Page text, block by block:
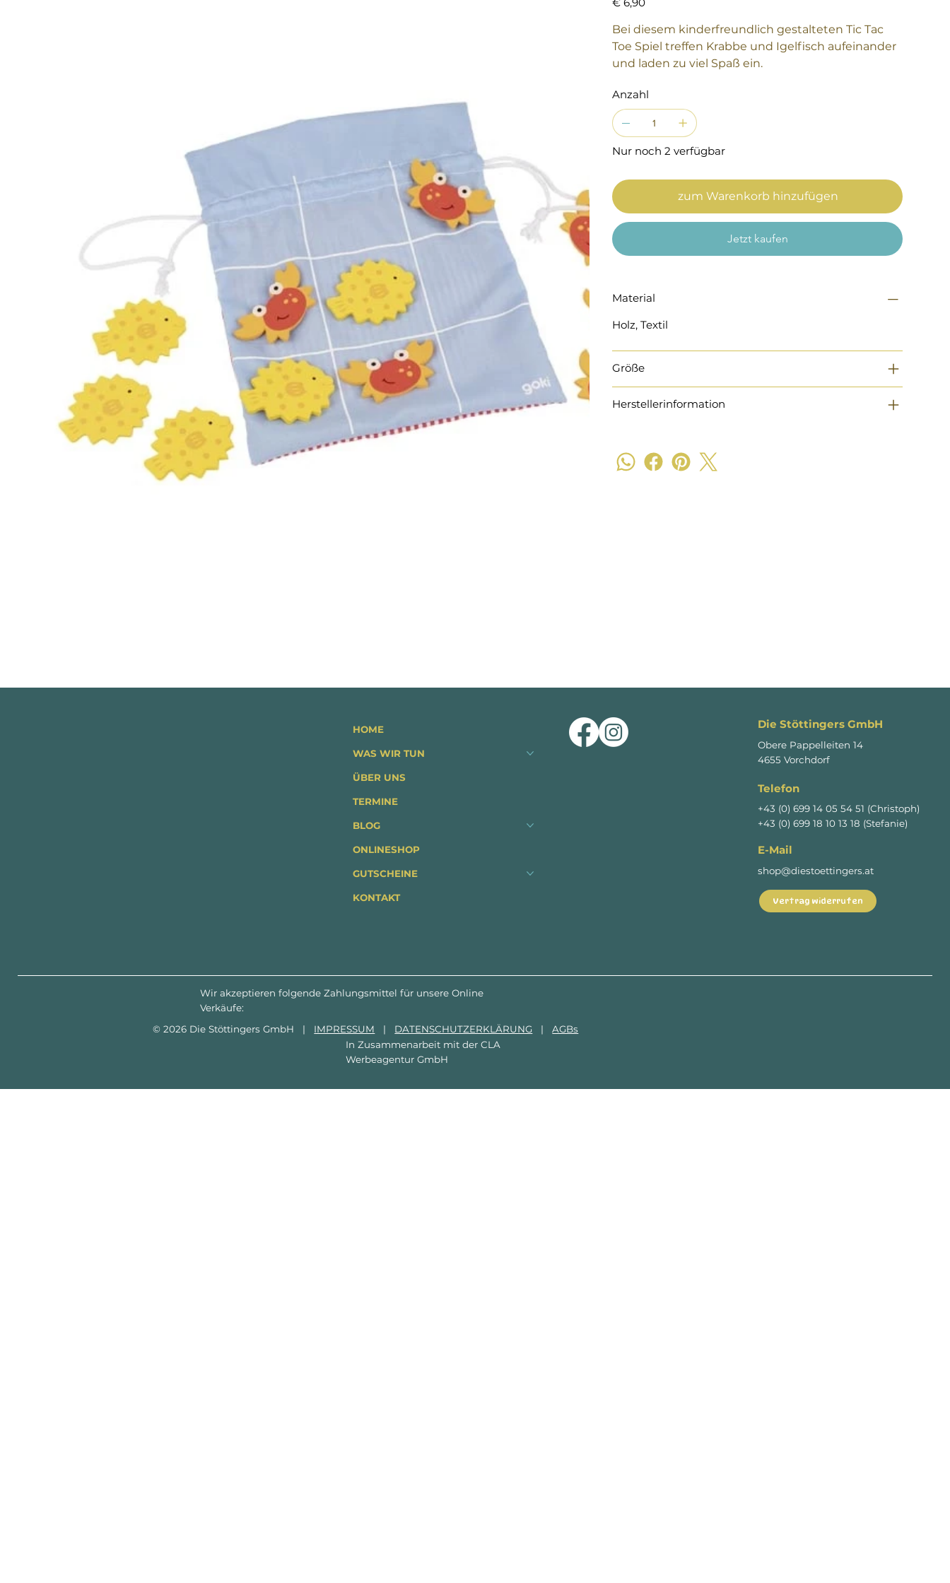
€ 6,90
Bei diesem kinderfreundlich gestalteten Tic Tac
Toe Spiel treffen Krabbe und Igelfisch aufeinander
und laden zu viel Spaß ein.
Anzahl
Nur noch 2 verfügbar
zum Warenkorb hinzufügen
Jetzt kaufen
Material
Holz, Textil
Größe
Herstellerinformation
HOME
WAS WIR TUN
ÜBER UNS
TERMINE
BLOG
ONLINESHOP
GUTSCHEINE
KONTAKT
Die Stöttingers GmbH
Obere Pappelleiten 14
4655 Vorchdorf
Telefon
+43 (0) 699 14 05 54 51 (Christoph)
+43 (0) 699 18 10 13 18 (Stefanie)
E-Mail
shop@diestoettingers.at
Vertrag widerrufen
Wir akzeptieren folgende Zahlungsmittel für unsere Online
Verkäufe:
© 2026 Die Stöttingers GmbH | IMPRESSUM | DATENSCHUTZERKLÄRUNG |AGBs
In Zusammenarbeit mit derCLA
Werbeagentur GmbH